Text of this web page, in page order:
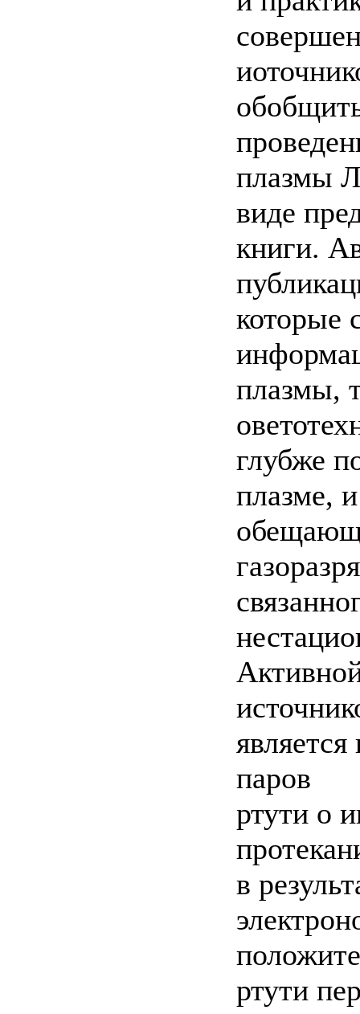
плазмы
виде
книги.
которые
плазмы,
глубже
плазме,
паров
ртути о
в
ртути